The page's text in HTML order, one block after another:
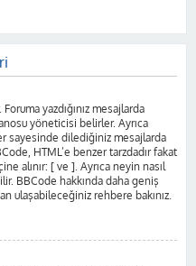
yazdığınız mesajlarda
yöneticisi belirler. Ayrıca
sayesinde dilediğiniz mesajlarda
HTML’e benzer tarzdadır fakat
alınır: [ ve ]. Ayrıca neyin nasıl
BBCode hakkında daha geniş
ulaşabileceğiniz rehbere bakınız.